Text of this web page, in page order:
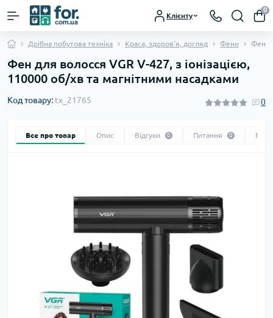
Клієнту
0
Дрібна побутова техніка Краса, здоров'я, догляд Фени Фен
Фен для волосся VGR V-427, з іонізацією,
110000 об/хв та магнітними насадками
Код товару: tx_21765 0
Все про товар Опис Відгуки 0 Питання 0